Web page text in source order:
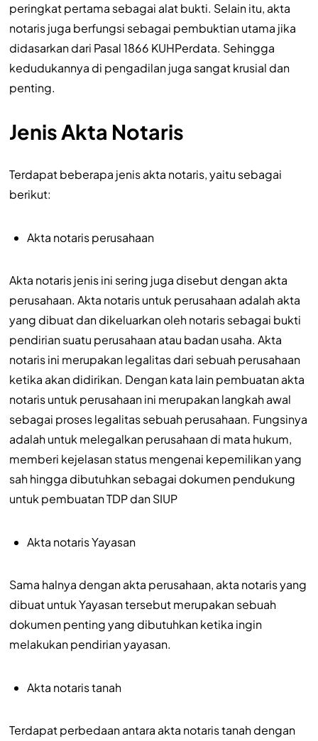
peringkat pertama sebagai alat bukti. Selain itu, akta
notaris juga berfungsi sebagai pembuktian utama jika
didasarkan dari Pasal 1866 KUHPerdata. Sehingga
kedudukannya di pengadilan juga sangat krusial dan
penting.
Jenis Akta Notaris
Terdapat beberapa jenis akta notaris, yaitu sebagai
berikut:
Akta notaris perusahaan
Akta notaris jenis ini sering juga disebut dengan akta
perusahaan. Akta notaris untuk perusahaan adalah akta
yang dibuat dan dikeluarkan oleh notaris sebagai bukti
pendirian suatu perusahaan atau badan usaha. Akta
notaris ini merupakan legalitas dari sebuah perusahaan
ketika akan didirikan. Dengan kata lain pembuatan akta
notaris untuk perusahaan ini merupakan langkah awal
sebagai proses legalitas sebuah perusahaan. Fungsinya
adalah untuk melegalkan perusahaan di mata hukum,
memberi kejelasan status mengenai kepemilikan yang
sah hingga dibutuhkan sebagai dokumen pendukung
untuk pembuatan TDP dan SIUP
Akta notaris Yayasan
Sama halnya dengan akta perusahaan, akta notaris yang
dibuat untuk Yayasan tersebut merupakan sebuah
dokumen penting yang dibutuhkan ketika ingin
melakukan pendirian yayasan.
Akta notaris tanah
Terdapat perbedaan antara akta notaris tanah dengan